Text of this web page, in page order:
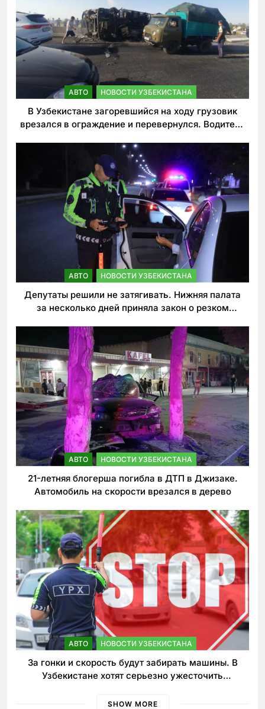
АВТО НОВОСТИ УЗБЕКИСТАНА
В Узбекистане загоревшийся на ходу грузовик
врезался в ограждение и перевернулся. Водитель
АВТО НОВОСТИ УЗБЕКИСТАНА
Депутаты решили не затягивать. Нижняя палата
за несколько дней приняла закон о резком
АВТО НОВОСТИ УЗБЕКИСТАНА
21-летняя блогерша погибла в ДТП в Джизаке.
Автомобиль на скорости врезался в дерево
АВТО НОВОСТИ УЗБЕКИСТАНА
За гонки и скорость будут забирать машины. В
Узбекистане хотят серьезно ужесточить
SHOW MORE